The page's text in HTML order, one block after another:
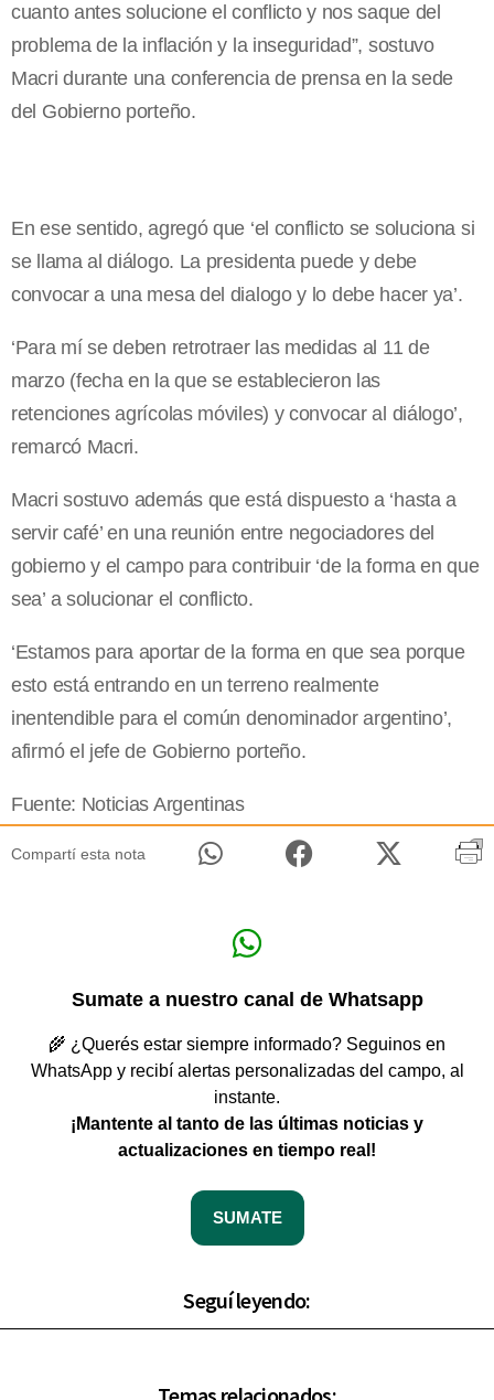
cuanto antes solucione el conflicto y nos saque del
problema de la inflación y la inseguridad”, sostuvo
Macri durante una conferencia de prensa en la sede
del Gobierno porteño.
En ese sentido, agregó que ‘el conflicto se soluciona si
se llama al diálogo. La presidenta puede y debe
convocar a una mesa del dialogo y lo debe hacer ya’.
‘Para mí se deben retrotraer las medidas al 11 de
marzo (fecha en la que se establecieron las
retenciones agrícolas móviles) y convocar al diálogo’,
remarcó Macri.
Macri sostuvo además que está dispuesto a ‘hasta a
servir café’ en una reunión entre negociadores del
gobierno y el campo para contribuir ‘de la forma en que
sea’ a solucionar el conflicto.
‘Estamos para aportar de la forma en que sea porque
esto está entrando en un terreno realmente
inentendible para el común denominador argentino’,
afirmó el jefe de Gobierno porteño.
Fuente: Noticias Argentinas
Compartí esta nota
Sumate a nuestro canal de Whatsapp
🌾 ¿Querés estar siempre informado? Seguinos en
WhatsApp y recibí alertas personalizadas del campo, al
instante.
¡Mantente al tanto de las últimas noticias y
actualizaciones en tiempo real!
SUMATE
Seguí leyendo: